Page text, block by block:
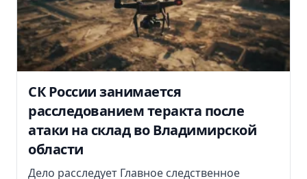
СК России занимается
расследованием теракта после
атаки на склад во Владимирской
области
Дело расследует Главное следственное